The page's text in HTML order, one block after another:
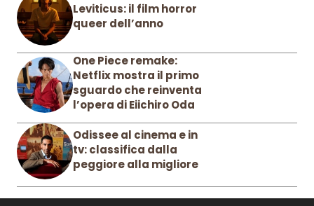
Leviticus: il film horror
queer dell’anno
One Piece remake:
Netflix mostra il primo
sguardo che reinventa
l’opera di Eiichiro Oda
Odissee al cinema e in
tv: classifica dalla
peggiore alla migliore